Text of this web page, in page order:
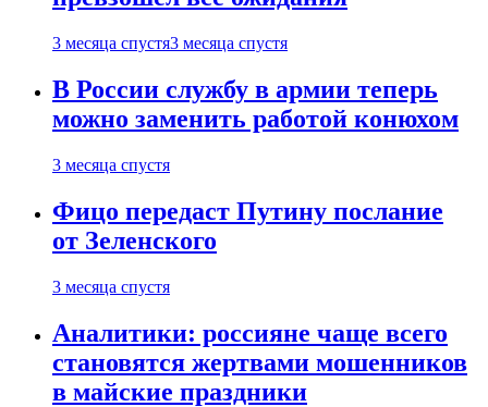
3 месяца спустя3 месяца спустя
В России службу в армии теперь
можно заменить работой конюхом
3 месяца спустя
Фицо передаст Путину послание
от Зеленского
3 месяца спустя
Аналитики: россияне чаще всего
становятся жертвами мошенников
в майские праздники